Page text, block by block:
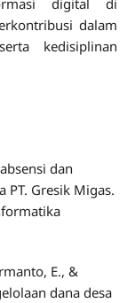
digital di
dalam
kedisiplinan
dan
PT. Gresik Migas.
E., &
dana desa